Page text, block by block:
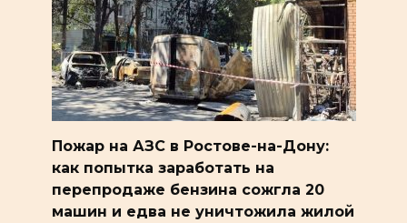
Пожар на АЗС в Ростове-на-Дону:
как попытка заработать на
перепродаже бензина сожгла 20
машин и едва не уничтожила жилой